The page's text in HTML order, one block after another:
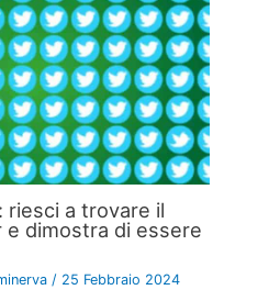
riesci a trovare il
dimostra di essere
/ 25 Febbraio 2024